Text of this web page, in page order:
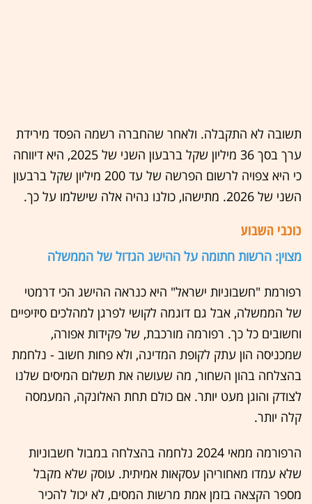
תשובה לא התקבלה. ולאחר שהחברה רשמה הפסד מירידת
ערך בסך 36 מיליון שקל ברבעון השני של 2025, היא דיווחה
כי היא צפויה לרשום הפרשה של עד 200 מיליון שקל ברבעון
השני של 2026. מתישהו, כולנו נהיה אלה שישלמו על כך.
כוכבי השבוע
מצוין: הרשות חתומה על ההישג הגדול של הממשלה
רפורמת "חשבוניות ישראל" היא כנראה ההישג הכי דרמטי
של הממשלה, אבל גם דוגמה לקושי לפרגן למהלכים סיזיפיים
וחשובים כל כך. רפורמה מורכבת, של פקידות אפורה,
שמכניסה הון עתק לקופת המדינה, ולא פחות חשוב - נלחמת
בהצלחה בהון השחור, מה שעושה את תשלום המיסים שלנו
לצודק והוגן מעט יותר. אם כולם תחת האלונקה, המעמסה
קלה יותר.
הרפורמה ממאי 2024 נלחמה בהצלחה במבול חשבוניות
שלא עמדו מאחוריהן עסקאות אמיתית. עוסק שלא מקבל
מספר הקצאה בזמן אמת מרשות המסים, לא יכול להכיר